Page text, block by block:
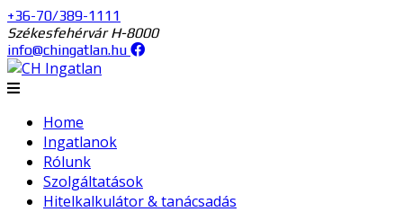
+36-70/389-1111
Székesfehérvár H-8000
info@chingatlan.hu
Home
Ingatlanok
Rólunk
Szolgáltatások
Hitelkalkulátor & tanácsadás